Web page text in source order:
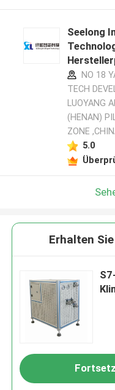
Seelong
NO 18
TECH
LUOYANG
(HENAN)
ZONE
5.0
Erhalten